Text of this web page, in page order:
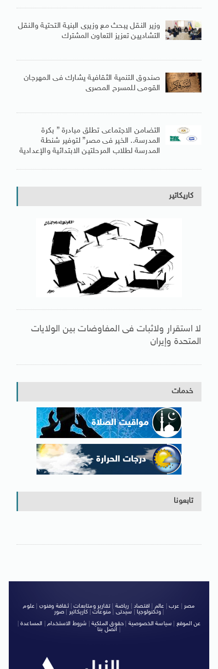
وزير النقل يبحث مع وزيرى البنية التحتية والنقل
التشاديين تعزيز التعاون المشترك
صندوق التنمية الثقافية يشارك فى المهرجان
القومى للمسرح المصرى
التضامن الاجتماعى تطلق مبادرة ” بكرة
المدرسة.. الخير فى مصر” لتوفير شنطة
المدرسة لطلاب المرحلتين الابتدائية والإعدادية
كاريكاتير
لا استقرار ولاثبات فى المفاوضات بين الولايات
المتحدة وإيران
خدمات
تابعونا
مصر عرب عالم اقتصاد رياضة |تقارير ومتابعات|ثقافة وفنون
علوم
وتكنولوجيا| سيدتى منوعات كاريكاتير صور
|
عن الموقع
سياسة الخصوصية حقوق الملكية شروط الاستخدام| المساعدة|
اتصل بنا